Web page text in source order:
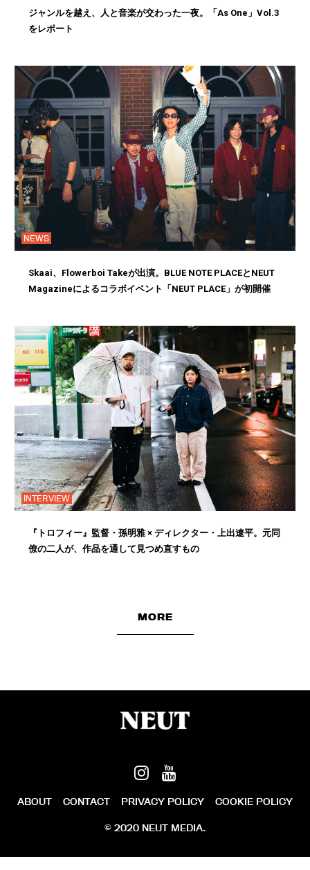
ジャンルを越え、人と音楽が交わった一夜。「As One」Vol.3
をレポート
NEWS
Skaai、Flowerboi Takeが出演。BLUE NOTE PLACEとNEUT
Magazineによるコラボイベント「NEUT PLACE」が初開催
INTERVIEW
『トロフィー』監督・孫明雅 × ディレクター・上出遼平。元同
僚の二人が、作品を通して見つめ直すもの
MORE
ABOUT CONTACT PRIVACY POLICY COOKIE POLICY
© 2020 NEUT MEDIA.